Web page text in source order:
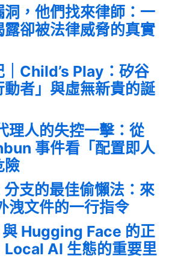
洞，他們找來律師：一
露卻被法律威脅的真實
｜Child’s Play：矽谷
動者」與虛無新貴的誕
理人的失控一擊：從
事件看「配置即人
險
支的最佳偷懶法：來
洩文件的一行指令
Hugging Face 的正
Local AI 生態的重要里